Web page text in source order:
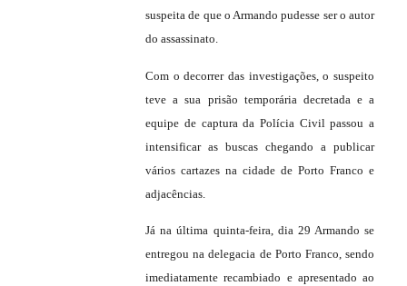
suspeita de que o Armando pudesse ser o autor
do assassinato.
Com o decorrer das investigações, o suspeito
teve a sua prisão temporária decretada e a
equipe de captura da Polícia Civil passou a
intensificar as buscas chegando a publicar
vários cartazes na cidade de Porto Franco e
adjacências.
Já na última quinta-feira, dia 29 Armando se
entregou na delegacia de Porto Franco, sendo
imediatamente recambiado e apresentado ao